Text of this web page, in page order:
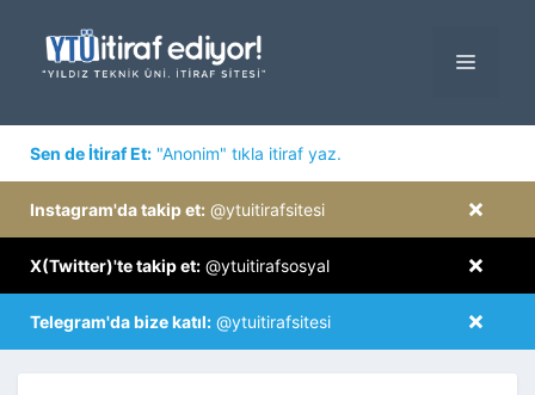
MENÜ
Sen de İtiraf Et: "Anonim" tıkla itiraf yaz.
×
Instagram'da takip et: @ytuitirafsitesi
×
X(Twitter)'te takip et: @ytuitirafsosyal
×
Telegram'da bize katıl: @ytuitirafsitesi